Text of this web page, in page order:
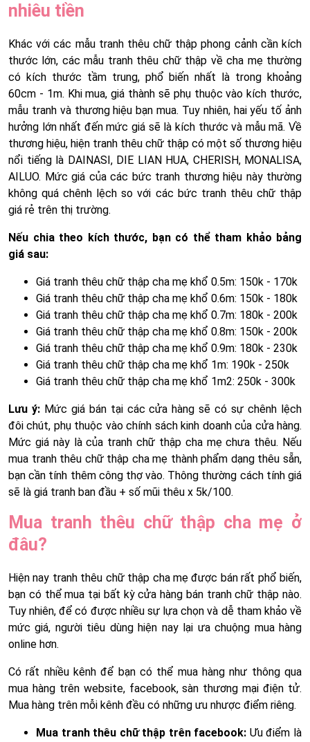
nhiêu tiền
Khác với các mẫu tranh thêu chữ thập phong cảnh cần kích
thước lớn, các mẫu tranh thêu chữ thập về cha mẹ thường
có kích thước tầm trung, phổ biến nhất là trong khoảng
60cm - 1m. Khi mua, giá thành sẽ phụ thuộc vào kích thước,
mẫu tranh và thương hiệu bạn mua. Tuy nhiên, hai yếu tố ảnh
hưởng lớn nhất đến mức giá sẽ là kích thước và mẫu mã. Về
thương hiệu, hiện tranh thêu chữ thập có một số thương hiệu
nổi tiếng là DAINASI, DIE LIAN HUA, CHERISH, MONALISA,
AILUO. Mức giá của các bức tranh thương hiệu này thường
không quá chênh lệch so với các bức tranh thêu chữ thập
giá rẻ trên thị trường.
Nếu chia theo kích thước, bạn có thể tham khảo bảng
giá sau:
Giá tranh thêu chữ thập cha mẹ khổ 0.5m: 150k - 170k
Giá tranh thêu chữ thập cha mẹ khổ 0.6m: 150k - 180k
Giá tranh thêu chữ thập cha mẹ khổ 0.7m: 180k - 200k
Giá tranh thêu chữ thập cha mẹ khổ 0.8m: 150k - 200k
Giá tranh thêu chữ thập cha mẹ khổ 0.9m: 180k - 230k
Giá tranh thêu chữ thập cha mẹ khổ 1m: 190k - 250k
Giá tranh thêu chữ thập cha mẹ khổ 1m2: 250k - 300k
Lưu ý:Mức giá bán tại các cửa hàng sẽ có sự chênh lệch
đôi chút, phụ thuộc vào chính sách kinh doanh của cửa hàng.
Mức giá này là của tranh chữ thập cha mẹ chưa thêu. Nếu
mua tranh thêu chữ thập cha mẹ thành phẩm dạng thêu sẵn,
bạn cần tính thêm công thợ vào. Thông thường cách tính giá
sẽ là giá tranh ban đầu + số mũi thêu x 5k/100.
Mua tranh thêu chữ thập cha mẹ ở
đâu?
Hiện nay tranh thêu chữ thập cha mẹ được bán rất phổ biến,
bạn có thể mua tại bất kỳ cửa hàng bán tranh chữ thập nào.
Tuy nhiên, để có được nhiều sự lựa chọn và dễ tham khảo về
mức giá, người tiêu dùng hiện nay lại ưa chuộng mua hàng
online hơn.
Có rất nhiều kênh để bạn có thể mua hàng như thông qua
mua hàng trên website, facebook, sàn thương mại điện tử.
Mua hàng trên mỗi kênh đều có những ưu nhược điểm riêng.
Mua tranh thêu chữ thập trên facebook: Ưu điểm là